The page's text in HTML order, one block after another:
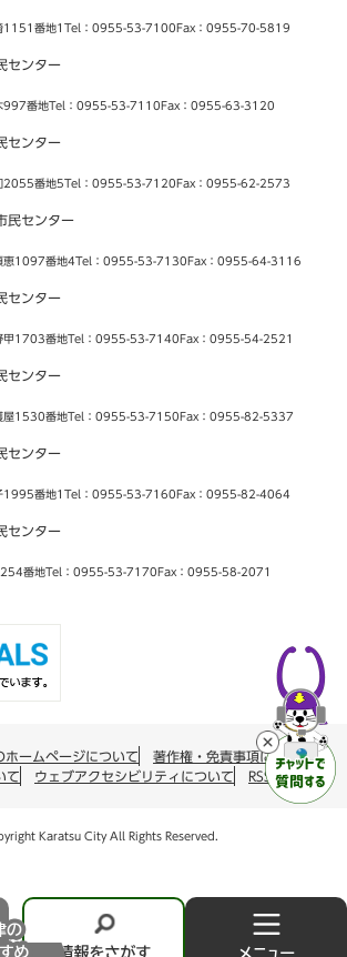
情
1151番地1 Tel：0955-53-7100 Fax：0955-70-5819
センター
997番地Tel：0955-53-7110 Fax：0955-63-3120
センター
2055番地5Tel：0955-53-7120 Fax：0955-62-2573
民センター
恵1097番地4Tel：0955-53-7130 Fax：0955-64-3116
センター
甲1703番地Tel：0955-53-7140 Fax：0955-54-2521
センター
屋1530番地Tel：0955-53-7150 Fax：0955-82-5337
センター
1995番地1 Tel：0955-53-7160 Fax：0955-82-4064
センター
番地Tel：0955-53-7170 Fax：0955-58-2071
ホームページについて
著作権・免責事項について
て
ウェブアクセシビリティについて RSS配信
Karatsu City All Rights Reserved.